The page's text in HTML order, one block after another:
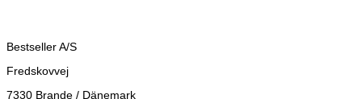
Bestseller A/S
Fredskovvej
7330 Brande / Dänemark